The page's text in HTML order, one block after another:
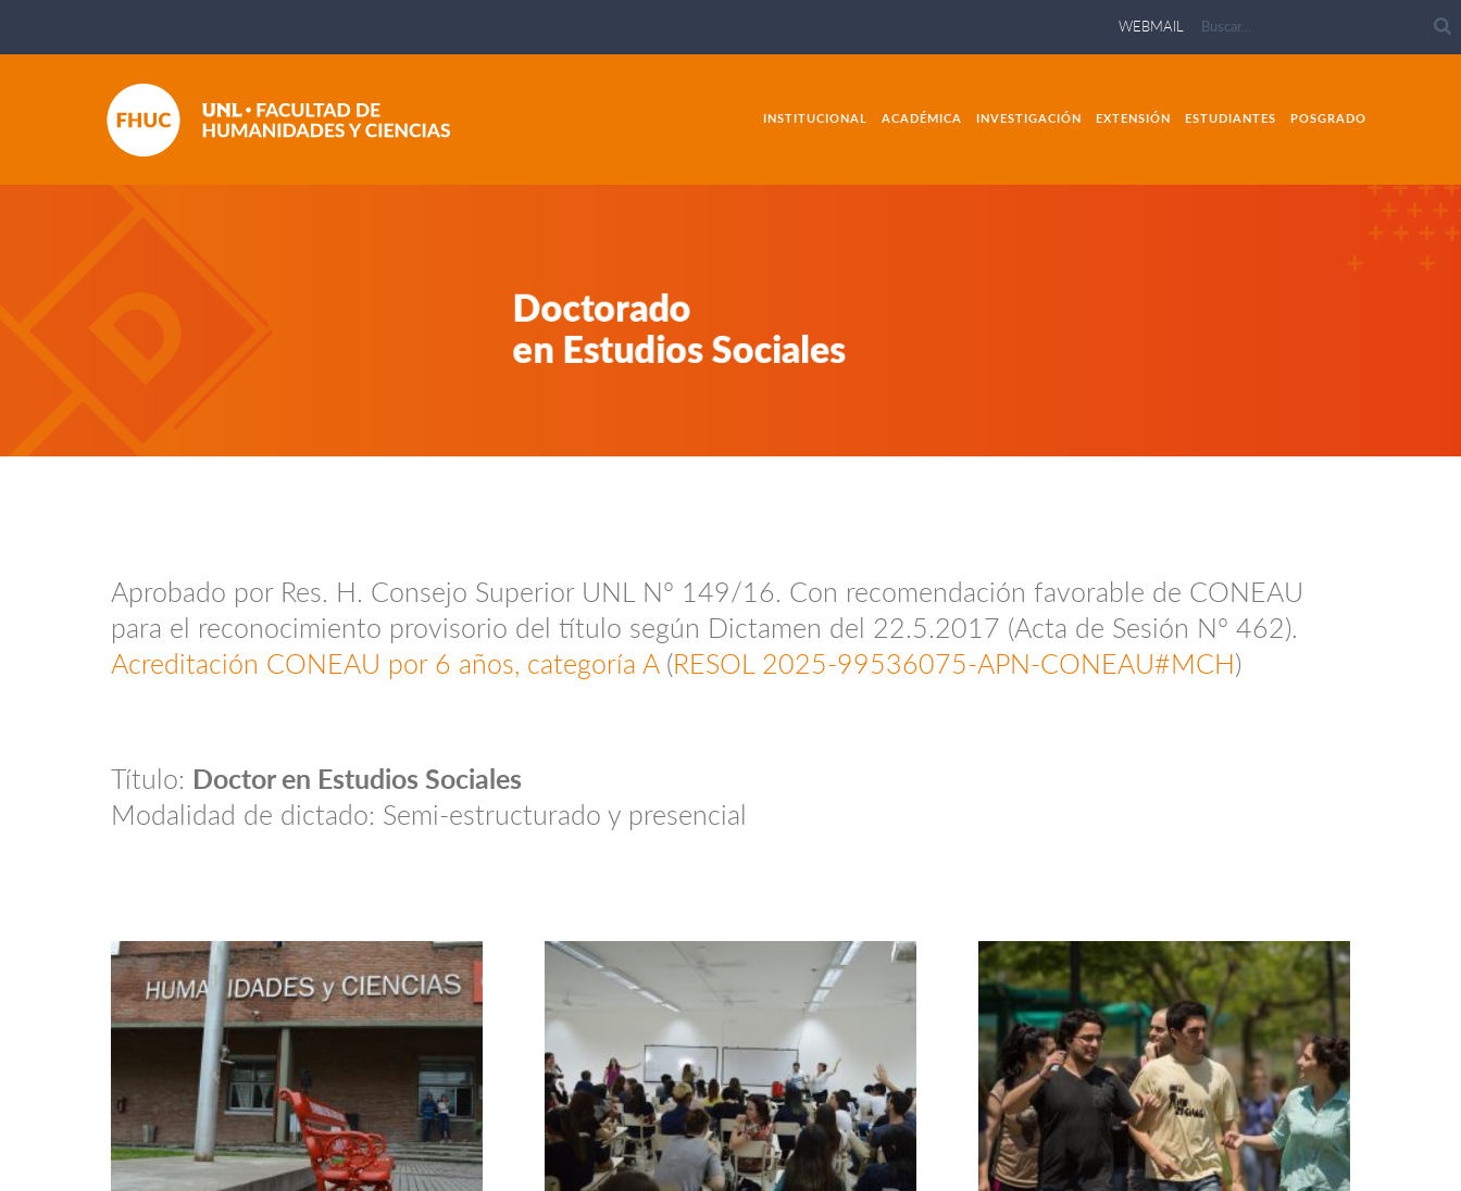
WEBMAIL
INSTITUCIONAL ACADÉMICA INVESTIGACIÓN EXTENSIÓN ESTUDIANTES POSGRADO
Aprobado por Res. H. Consejo Superior UNL Nº 149/16. Con recomendación favorable de CONEAU
para el reconocimiento provisorio del título según Dictamen del 22.5.2017 (Acta de Sesión Nº 462).
Acreditación CONEAU por 6 años, categoría A (RESOL 2025-99536075-APN-CONEAU#MCH)
Título: Doctor en Estudios Sociales
Modalidad de dictado: Semi-estructurado y presencial